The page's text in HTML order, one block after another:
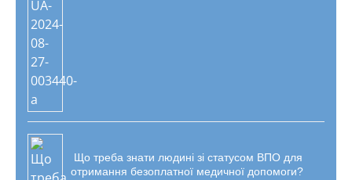
Що треба знати людині зі статусом ВПО для
отримання безоплатної медичної допомоги?